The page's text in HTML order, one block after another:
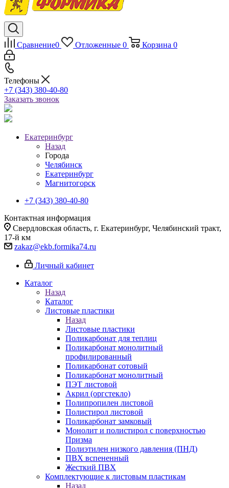
Сравнение0 Отложенные 0 Корзина 0
Телефоны
+7 (343) 380-40-80
Заказать звонок
Екатеринбург
Назад
Города
Челябинск
Екатеринбург
Магнитогорск
+7 (343) 380-40-80
Контактная информация
Свердловская область, г. Екатеринбург, Челябинский тракт,
17-й км
zakaz@ekb.formika74.ru
Личный кабинет
Каталог
Назад
Каталог
Листовые пластики
Назад
Листовые пластики
Поликарбонат для теплиц
Поликарбонат монолитный
профилированный
Поликарбонат сотовый
Поликарбонат монолитный
ПЭТ листовой
Акрил (оргстекло)
Полипропилен листовой
Полистирол листовой
Поликарбонат замковый
Монолит и полистирол с поверхностью
Призма
Полиэтилен низкого давления (ПНД)
ПВХ вспененный
Жесткий ПВХ
Комплектующие к листовым пластикам
Назад